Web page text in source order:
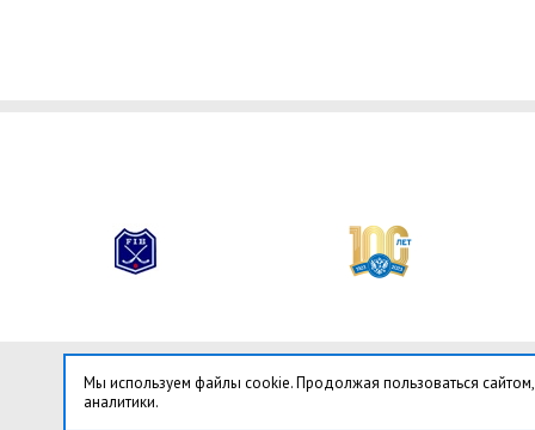
Мы используем файлы cookie. Продолжая пользоваться
аналитики.